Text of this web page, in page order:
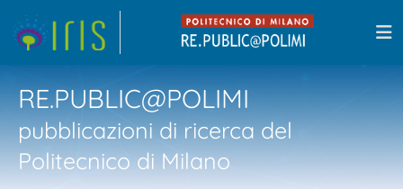
RE.PUBLIC@POLIMI
pubblicazioni di ricerca del
Politecnico di Milano